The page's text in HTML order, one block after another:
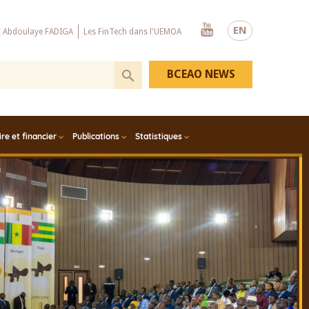
EN
Abdoulaye FADIGA Les FinTech dans l'UEMOA
Youtube
et financier Publications Statistiques
BCEAO NEWS